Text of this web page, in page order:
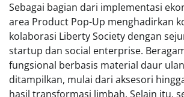
Sebagai bagian dari implementasi
area Product Pop-Up menghadirkan
kolaborasi Liberty Society dengan
startup dan social enterprise.
fungsional berbasis material daur
ditampilkan, mulai dari aksesori
hasil transformasi limbah. Selain itu,